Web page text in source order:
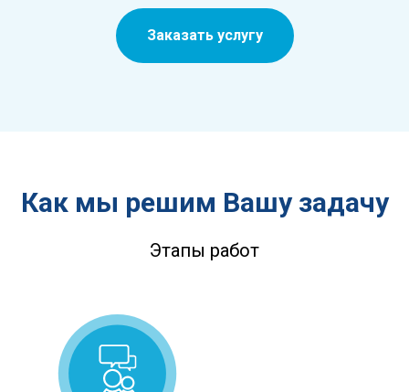
Заказать услугу
Как мы решим Вашу задачу
Этапы работ